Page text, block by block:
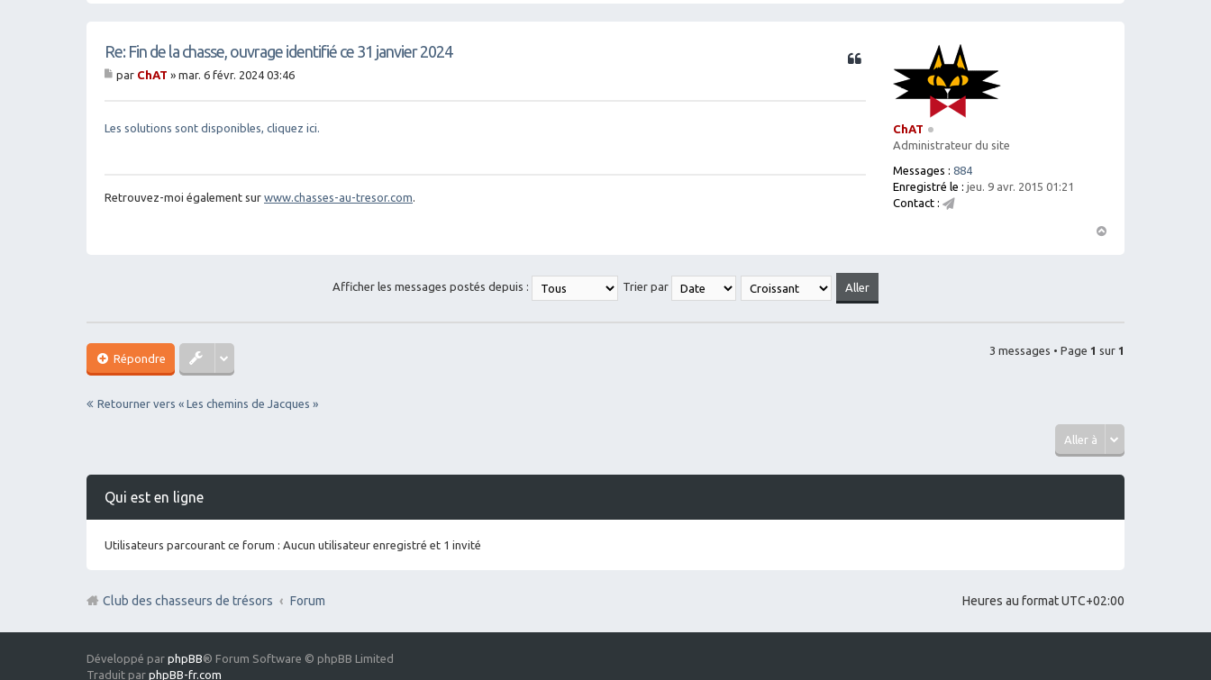
C
h
A
ChAT
Administrateur du site
Messages : 884
Enregistré le : jeu. 9 avr. 2015 01:21
Contact :
Re: Fin de la chasse, ouvrage identifié ce 31 janvier 2024 Citation
g
par ChAT » mar. 6 févr. 2024 03:46
Les solutions sont disponibles, cliquez ici.
Retrouvez-moi également sur www.chasses-au-tresor.com
Afficher les messages postés depuis : Trier par
Répondre
3 messages • Page 1 sur 1
Retourner vers « Les chemins de Jacques »
Aller à
Qui est en ligne
Utilisateurs parcourant ce forum : Aucun utilisateur enregistré et 1 invité
Heures au formatUTC+02:00
Club des chasseurs de trésors Forum
Développé par phpBB® Forum Software © phpBB Limited
Traduit par phpBB-fr.com